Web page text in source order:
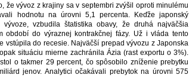
že vývoz z krajiny sa v septembri zvýšil oproti minulému
hodnotu na úrovni 5,1 percenta. Keďže japonský
vzbudila štatistika obavy, že druhá najväčšia
období do výraznej kontrakčnej fázy. Už i vláda tento
vstúpila do recesie. Najväčší prepad vývozu z Japonska
situáciu mierne zachránila Ázia (rast exportu o 3%).
o takmer 29 percent, čo spôsobilo zníženie prebytku
jenov. Analytici očakávali prebytok na úrovni 575